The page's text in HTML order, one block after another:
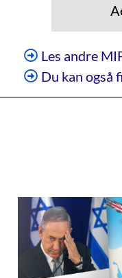
Les andre
Du kan også